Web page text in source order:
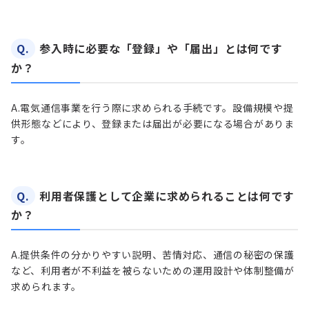
Q.
参入時に必要な「登録」や「届出」とは何です
か？
A.電気通信事業を行う際に求められる手続です。設備規模や提
供形態などにより、登録または届出が必要になる場合がありま
す。
Q.
利用者保護として企業に求められることは何です
か？
A.提供条件の分かりやすい説明、苦情対応、通信の秘密の保護
など、利用者が不利益を被らないための運用設計や体制整備が
求められます。